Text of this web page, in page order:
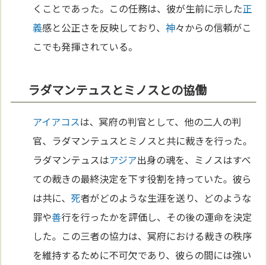
くことであった。この任務は、彼が生前に示した正
義感と公正さを反映しており、神々からの信頼がこ
こでも発揮されている。
ラダマンテュスとミノスとの協働
アイアコスは、冥府の判官として、他の二人の判
官、ラダマンテュスとミノスと共に裁きを行った。
ラダマンテュスはアジア出身の魂を、ミノスはすべ
ての裁きの最終決定を下す役割を持っていた。彼ら
は共に、死者がどのような生涯を送り、どのような
罪や善行を行ったかを評価し、その後の運命を決定
した。この三者の協力は、冥府における裁きの秩序
を維持するために不可欠であり、彼らの間には強い